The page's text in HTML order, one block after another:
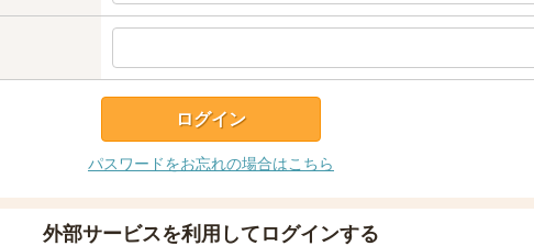
パスワードをお忘れの場合はこちら
外部サービスを利用してログインする